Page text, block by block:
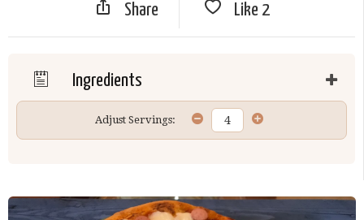
Share Like 2
Ingredients
Adjust Servings: